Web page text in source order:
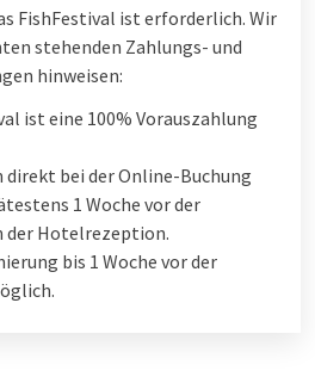
FishFestival ist erforderlich. Wir
stehenden Zahlungs- und
hinweisen:
ist eine 100% Vorauszahlung
direkt bei der Online-Buchung
1 Woche vor der
der Hotelrezeption.
bis 1 Woche vor der